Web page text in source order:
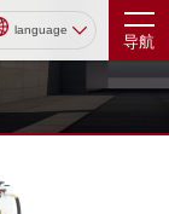
language
导航